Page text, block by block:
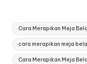
Tags:
Cara Merapikan Meja
cara merapikan meja
Cara Merapikan Meja